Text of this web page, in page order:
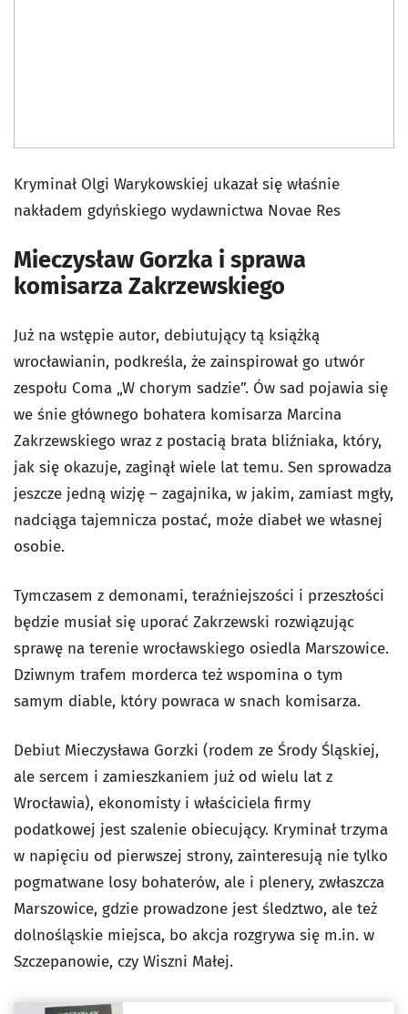
Kryminał Olgi Warykowskiej ukazał się właśnie
nakładem gdyńskiego wydawnictwa Novae Res
Mieczysław Gorzka i sprawa
komisarza Zakrzewskiego
Już na wstępie autor, debiutujący tą książką
wrocławianin, podkreśla, że zainspirował go utwór
zespołu Coma „W chorym sadzie”. Ów sad pojawia się
we śnie głównego bohatera komisarza Marcina
Zakrzewskiego wraz z postacią brata bliźniaka, który,
jak się okazuje, zaginął wiele lat temu. Sen sprowadza
jeszcze jedną wizję – zagajnika, w jakim, zamiast mgły,
nadciąga tajemnicza postać, może diabeł we własnej
osobie.
Tymczasem z demonami, teraźniejszości i przeszłości
będzie musiał się uporać Zakrzewski rozwiązując
sprawę na terenie wrocławskiego osiedla Marszowice.
Dziwnym trafem morderca też wspomina o tym
samym diable, który powraca w snach komisarza.
Debiut Mieczysława Gorzki (rodem ze Środy Śląskiej,
ale sercem i zamieszkaniem już od wielu lat z
Wrocławia), ekonomisty i właściciela firmy
podatkowej jest szalenie obiecujący. Kryminał trzyma
w napięciu od pierwszej strony, zainteresują nie tylko
pogmatwane losy bohaterów, ale i plenery, zwłaszcza
Marszowice, gdzie prowadzone jest śledztwo, ale też
dolnośląskie miejsca, bo akcja rozgrywa się m.in. w
Szczepanowie, czy Wiszni Małej.